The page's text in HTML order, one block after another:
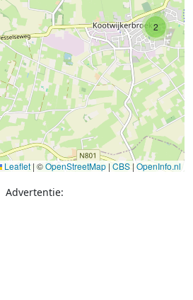
2
Leaflet | ©OpenStreetMap | CBS |OpenInfo.nl
Advertentie: